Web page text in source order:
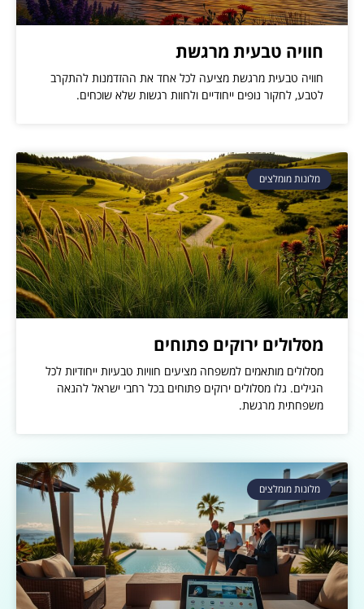
חוויה טבעית מרגשת
חוויה טבעית מרגשת מציעה לכל אחד את ההזדמנות להתקרב
לטבע, לחקור נופים ייחודיים ולחוות רגשות שלא שוכחים.
מלונות מומלצים
מסלולים ירוקים פתוחים
מסלולים מותאמים למשפחה מציעים חוויות טבעיות ייחודיות לכל
הגילים. גלו מסלולים ירוקים פתוחים בכל רחבי ישראל להנאה
משפחתית מרגשת.
מלונות מומלצים